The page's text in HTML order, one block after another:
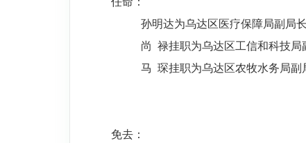
孙明达为乌达区医疗保障局副局长
尚 禄挂职为乌达区工信和科技局
马 琛挂职为乌达区农牧水务局副
免去：